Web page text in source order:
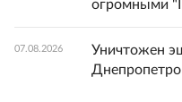
огромными
07.08.2026
Уничтожен